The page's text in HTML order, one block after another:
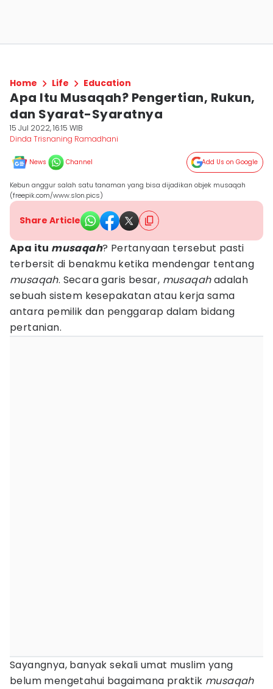
Home Life Education
Apa Itu Musaqah? Pengertian, Rukun,
dan Syarat-Syaratnya
15 Jul 2022, 16:15 WIB
Dinda Trisnaning Ramadhani
News Channel Add Us on Google
Kebun anggur salah satu tanaman yang bisa dijadikan objek musaqah
(freepik.com/www.slon.pics)
Share Article
Apa itu musaqah? Pertanyaan tersebut pasti
terbersit di benakmu ketika mendengar tentang
musaqah. Secara garis besar, musaqahadalah
sebuah sistem kesepakatan atau kerja sama
antara pemilik dan penggarap dalam bidang
pertanian.
Sayangnya, banyak sekali umat muslim yang
belum mengetahui bagaimana praktik musaqah